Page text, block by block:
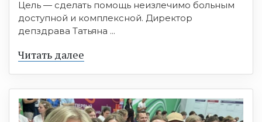
Цель — сделать помощь неизлечимо больным
доступной и комплексной. Директор
депздрава Татьяна ...
Читать далее